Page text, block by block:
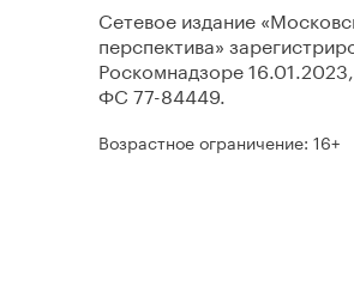
Сетевое издание
перспектива»
Роскомнадзоре
ФС 77-84449.
Возрастное ограничение: 16+